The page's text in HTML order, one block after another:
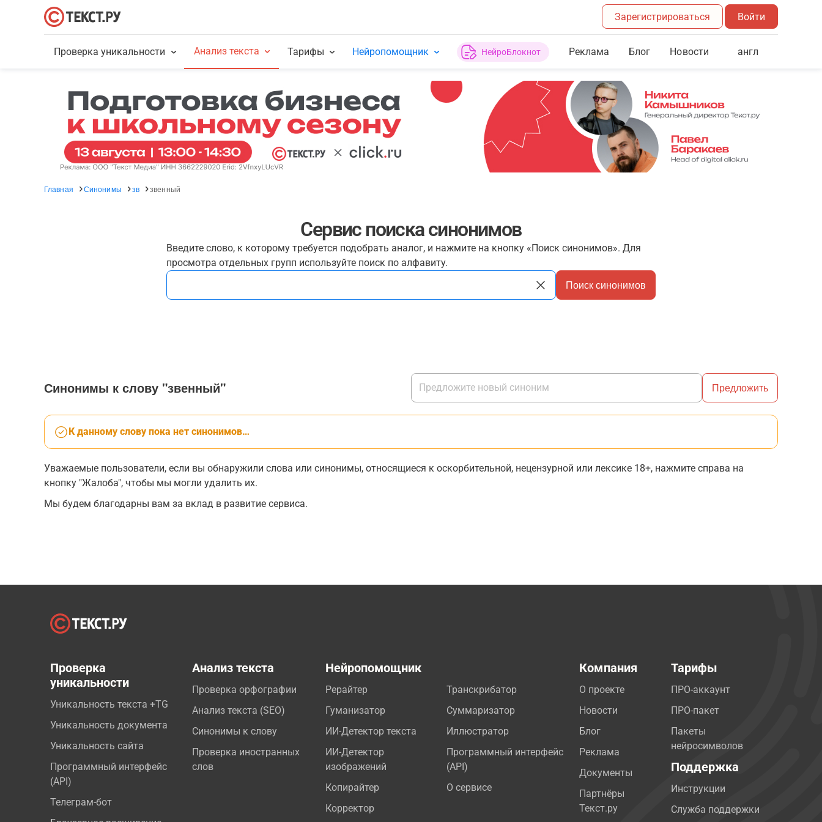
Зарегистрироваться Войти
Проверка уникальности Анализ текста Тарифы Нейропомощник НейроБлокнот Реклама Блог Новости англ
Главная Синонимы зв звенный
Сервис поиска синонимов
Введите слово, к которому требуется подобрать аналог, и нажмите на кнопку «Поиск синонимов». Для
просмотра отдельных групп используйте поиск по алфавиту.
Поиск синонимов
Синонимы к слову "звенный" Предложить
К данному слову пока нет синонимов…
Уважаемые пользователи, если вы обнаружили слова или синонимы, относящиеся к оскорбительной, нецензурной или лексике 18+, нажмите справа на
кнопку "Жалоба", чтобы мы могли удалить их.
Мы будем благодарны вам за вклад в развитие сервиса.
Проверка
уникальности
Уникальность текста +TG
Уникальность документа
Уникальность сайта
Программный интерфейс
(API)
Телеграм-бот
Анализ текста
Проверка орфографии
Анализ текста (SEO)
Синонимы к слову
Проверка иностранных
слов
Нейропомощник
Рерайтер
Гуманизатор
ИИ-Детектор текста
ИИ-Детектор
изображений
Копирайтер
Корректор
Транскрибатор
Суммаризатор
Иллюстратор
Программный интерфейс
(API)
О сервисе
Компания
О проекте
Новости
Блог
Реклама
Документы
Партнёры
Текст.ру
Тарифы
ПРО-аккаунт
ПРО-пакет
Пакеты
нейросимволов
Поддержка
Инструкции
Служба поддержки